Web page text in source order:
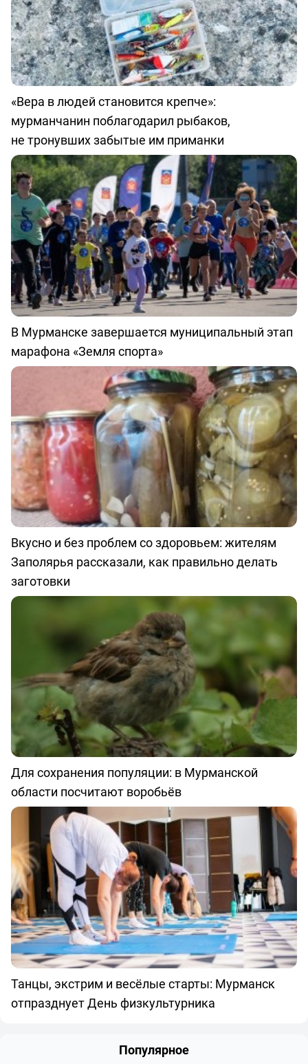
«Вера в людей становится крепче»:
мурманчанин поблагодарил рыбаков,
не тронувших забытые им приманки
В Мурманске завершается муниципальный этап
марафона «Земля спорта»
Вкусно и без проблем со здоровьем: жителям
Заполярья рассказали, как правильно делать
заготовки
Для сохранения популяции: в Мурманской
области посчитают воробьёв
Танцы, экстрим и весёлые старты: Мурманск
отпразднует День физкультурника
Популярное